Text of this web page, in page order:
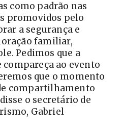
como padrão nas
promovidos pelo
a segurança e
familiar,
Pedimos que a
ao evento
que o momento
compartilhamento
o secretário de
Gabriel